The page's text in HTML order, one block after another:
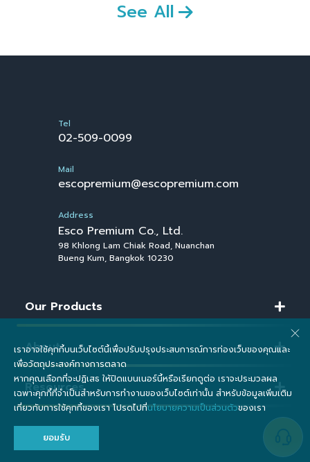
See All
Tel
02-509-0099
Mail
escopremium@escopremium.com
Address
Esco Premium Co., Ltd.
98 Khlong Lam Chiak Road, Nuanchan
Bueng Kum, Bangkok 10230
Our Products
About
Resources
เราอาจใช้คุกกี้บนเว็บไซต์นี้เพื่อปรับปรุงประสบการณ์การท่องเว็บของคุณและ
เพื่อวัตถุประสงค์ทางการตลาด
หากคุณเลือกที่จะปฏิเสธ ให้ปิดแบนเนอร์นี้หรือเรียกดูต่อ เราจะประมวลผล
เฉพาะคุกกี้ที่จำเป็นสำหรับการทำงานของเว็บไซต์เท่านั้น สำหรับข้อมูลเพิ่มเติม
เกี่ยวกับการใช้คุกกี้ของเรา โปรดไปที่นโยบายความเป็นส่วนตัวของเรา
ยอมรับ